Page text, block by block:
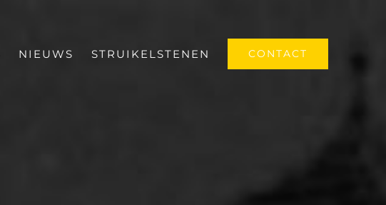
NIEUWS STRUIKELSTENEN CONTACT